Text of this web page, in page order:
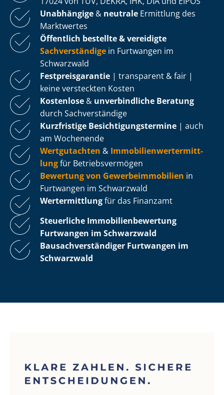
Unabhängige & neutrale Ermittlung des
Marktwertes
Öffentlich bestellte & vereidigte
Sachverständige in Furtwangen im
Schwarzwald
Fest­preis­ga­ran­tie | transparent & fair |
keine versteckten Kosten
Kostenlose & unverbindliche Beratung
durch Sachverständige
Kurzfristige Be­sich­ti­gungs­ter­mi­ne | auch
am Wochenende
Wertgutachten & Im­mo­bi­li­en­wert­ermitt­
lungfür Be­triebs­ver­mö­gen
Bewertung von Ge­wer­be­im­mo­bi­li­en in
Furtwangen im Schwarzwald
Wertermittlungfür das Finanzamt
Steuerliche Im­mo­bi­li­en­be­wer­tung
Furtwangen im Schwarzwald
Bau­sach­ver­stän­di­ger Furtwangen im
Schwarzwald